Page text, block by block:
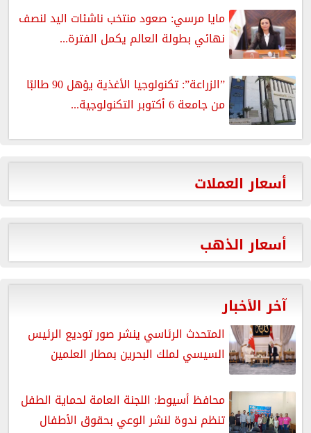
مايا مرسي: صعود منتخب ناشئات اليد لنصف
نهائي بطولة العالم يكمل الفترة...
”الزراعة”: تكنولوجيا الأغذية يؤهل 90 طالبًا
من جامعة 6 أكتوبر التكنولوجية...
أسعار العملات
أسعار الذهب
آخر الأخبار
المتحدث الرئاسي ينشر صور توديع الرئيس
السيسي لملك البحرين بمطار العلمين
محافظ أسيوط: اللجنة العامة لحماية الطفل
تنظم ندوة لنشر الوعي بحقوق الأطفال